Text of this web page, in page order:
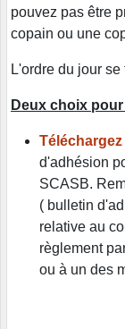
pouvez pas être
copain ou une
L'ordre du jour
Deux choix
d'adhésion
SCASB.
( bulletin
relative au
règlement
ou à un des